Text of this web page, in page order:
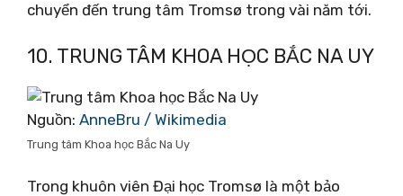
chuyển đến trung tâm Tromsø trong vài năm tới.
10. TRUNG TÂM KHOA HỌC BẮC NA UY
Nguồn: AnneBru / Wikimedia
Trung tâm Khoa học Bắc Na Uy
Trong khuôn viên Đại học Tromsø là một bảo